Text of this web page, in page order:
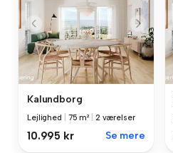
Kalundborg
Lejlighed 75 m² 2 værelser
10.995 kr Se mere